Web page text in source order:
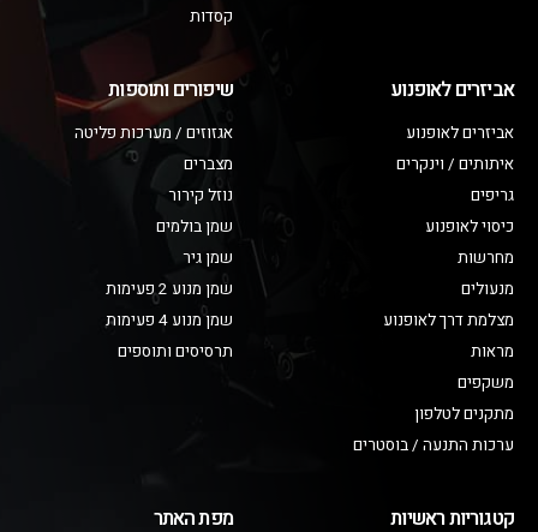
קסדות
אביזרים לאופנוע
אביזרים לאופנוע
איתותים / וינקרים
גריפים
כיסוי לאופנוע
מחרשות
מנעולים
מצלמת דרך לאופנוע
מראות
משקפים
מתקנים לטלפון
ערכות התנעה / בוסטרים
שיפורים ותוספות
אגזוזים / מערכות פליטה
מצברים
נוזל קירור
שמן בולמים
שמן גיר
שמן מנוע 2 פעימות
שמן מנוע 4 פעימות
תרסיסים ותוספים
קטגוריות ראשיות מפת האתר